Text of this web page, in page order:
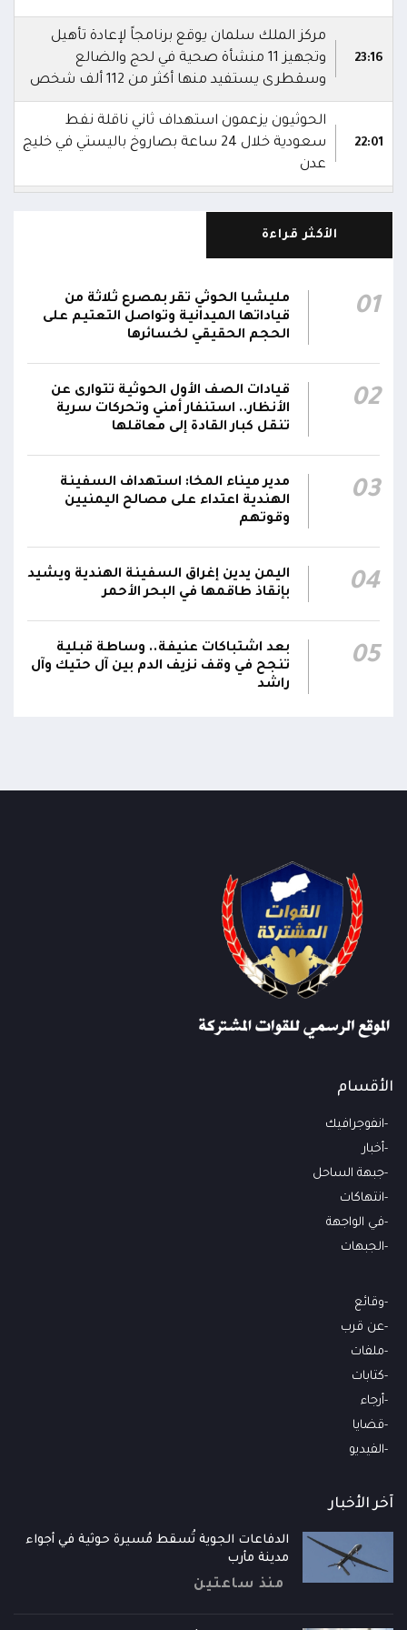
23:16
مركز الملك سلمان يوقع برنامجاً لإعادة تأهيل
وتجهيز 11 منشأة صحية في لحج والضالع
وسقطرى يستفيد منها أكثر من 112 ألف شخص
22:01
الحوثيون يزعمون استهداف ثاني ناقلة نفط
سعودية خلال 24 ساعة بصاروخ باليستي في خليج
عدن
الانتهاء وإمدادات الغاز ستعود تدريجياً لتغطية
رئيس مجلس القيادة يُصدر قراراً بتعيين يحيى
محمد كزمان وكيلاً لقطاع الأمن الداخلي، وأحمد
سعد السقطري وكيلاً لقطاع الأمن الخارجي؛ في
رئيس مجلس القيادة يعين اللواء الركن طيار
عبدالعزيز سعيد المحيا قائداً للقوات الجوية والدفاع
الجوي.. ويُعين العميد ناشر منصور باجري رئيساً
قرارات رئاسية بتعيين أحمد سعيد بن بريك وراشد
ناصر الجند مستشارين لرئيس مجلس القيادة
الرئاسي وترقيتهما إلى رتبة فريق
الأكثر قراءة
01
مليشيا الحوثي تقر بمصرع ثلاثة من
قياداتها الميدانية وتواصل التعتيم على
الحجم الحقيقي لخسائرها
02
قيادات الصف الأول الحوثية تتوارى عن
الأنظار.. استنفار أمني وتحركات سرية
تنقل كبار القادة إلى معاقلها
03
مدير ميناء المخا: استهداف السفينة
الهندية اعتداء على مصالح اليمنيين
وقوتهم
04
اليمن يدين إغراق السفينة الهندية ويشيد
بإنقاذ طاقمها في البحر الأحمر
05
بعد اشتباكات عنيفة.. وساطة قبلية
تنجح في وقف نزيف الدم بين آل حتيك وآل
راشد
الأقسام
انفوجرافيك
أخبار
جبهة الساحل
انتهاكات
في الواجهة
الجبهات
وقائع
عن قرب
ملفات
كتابات
أرجاء
قضايا
الفيديو
آخر الأخبار
الدفاعات الجوية تُسقط مُسيرة حوثية في أجواء
مدينة مأرب
منذ ساعتين